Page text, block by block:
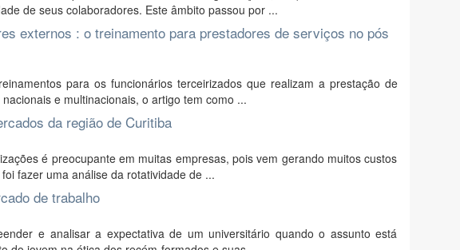
de seus colaboradores. Este âmbito passou por ...
externos : o treinamento para prestadores de serviços no pós
para os funcionários terceirizados que realizam a prestação de
e multinacionais, o artigo tem como ...
da região de Curitiba
é preocupante em muitas empresas, pois vem gerando muitos custos
fazer uma análise da rotatividade de ...
de trabalho
e analisar a expectativa de um universitário quando o assunto está